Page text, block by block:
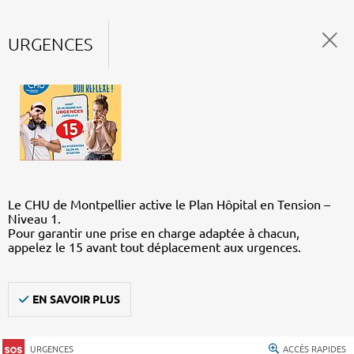
URGENCES
Le CHU de Montpellier active le Plan Hôpital en Tension –
Niveau 1.
Pour garantir une prise en charge adaptée à chacun,
appelez le 15 avant tout déplacement aux urgences.
EN SAVOIR PLUS
URGENCES ACCÈS RAPIDES